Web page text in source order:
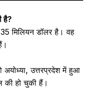
है?
35 मिलियन डॉलर है। वह
उत्तरप्रदेश में हुआ
हो चुकी हैं।